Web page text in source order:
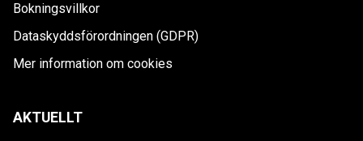
Bokningsvillkor
Dataskyddsförordningen (GDPR)
Mer information om cookies
AKTUELLT